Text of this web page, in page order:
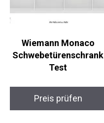
Wiemann Monaco
Schwebetürenschrank
Test
Preis prüfen